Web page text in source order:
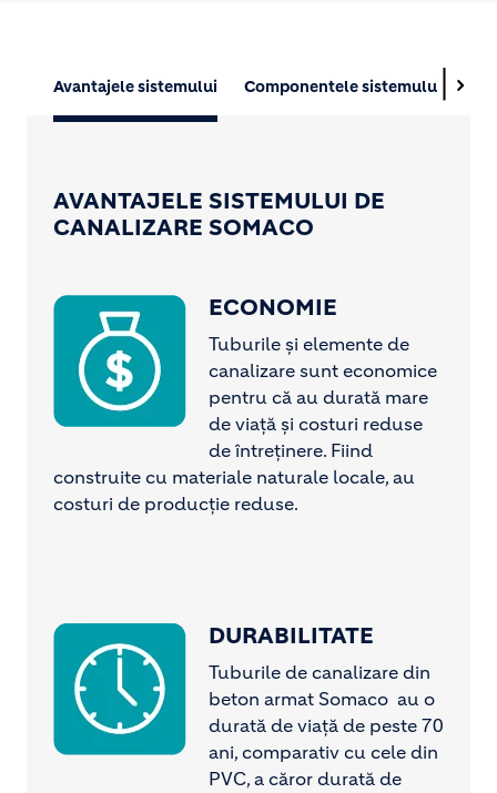
Avantajele sistemului Componentele sistemului
AVANTAJELE SISTEMULUI DE
CANALIZARE SOMACO
Image ECONOMIE
Tuburile și elemente de
canalizare sunt economice
pentru că au durată mare
de viață și costuri reduse
de întreținere. Fiind
construite cu materiale naturale locale, au
costuri de producție reduse.
Image DURABILITATE
Tuburile de canalizare din
beton armat Somaco au o
durată de viață de peste 70
ani, comparativ cu cele din
PVC, a căror durată de